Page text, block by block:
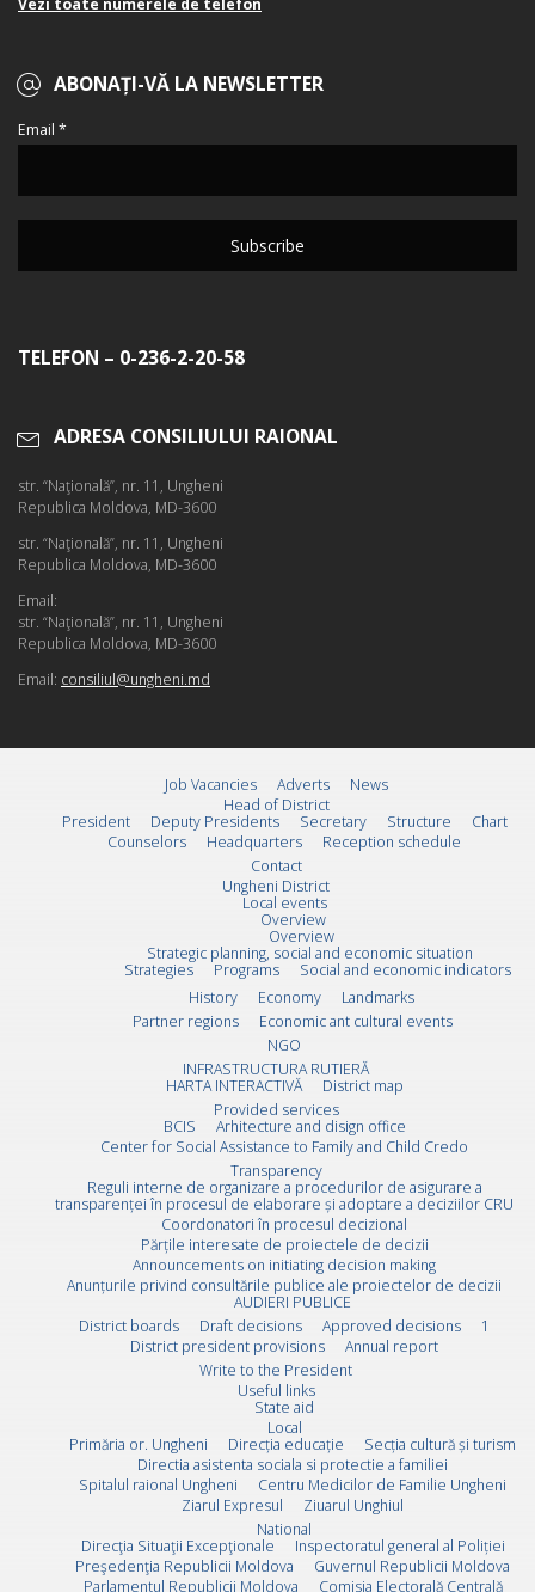
Vezi toate numerele de telefon
ABONAȚI-VĂ LA NEWSLETTER
Email *
TELEFON – 0-236-2-20-58
ADRESA CONSILIULUI RAIONAL
str. “Naţională”, nr. 11, Ungheni
Republica Moldova, MD-3600
str. “Naţională”, nr. 11, Ungheni
Republica Moldova, MD-3600
Email:
str. “Naţională”, nr. 11, Ungheni
Republica Moldova, MD-3600
Email: consiliul@ungheni.md
Job Vacancies Adverts
News
Head of District
President
Deputy Presidents Secretary Structure
Chart
Counselors
Headquarters
Reception schedule
Contact
Ungheni District
Local events
Overview
Overview
Strategic planning, social and economic situation
Strategies
Programs
Social and economic indicators
History
Economy
Landmarks
Partner regions
Economic ant cultural events
NGO
INFRASTRUCTURA RUTIERĂ
HARTA INTERACTIVĂ
District map
Provided services
BCIS
Arhitecture and disign office
Center for Social Assistance to Family and Child Credo
Transparency
Reguli interne de organizare a procedurilor de asigurare a
transparenței în procesul de elaborare și adoptare a deciziilor CRU
Coordonatori în procesul decizional
Părțile interesate de proiectele de decizii
Announcements on initiating decision making
Anunțurile privind consultările publice ale proiectelor de decizii
AUDIERI PUBLICE
District boards
Draft decisions Approved decisions
1
District president provisions
Annual report
Write to the President
Useful links
State aid
Local
Primăria or. Ungheni
Direcția educație
Secția cultură și turism
Directia asistenta sociala si protectie a familiei
Spitalul raional Ungheni
Centru Medicilor de Familie Ungheni
Ziarul Expresul
Ziuarul Unghiul
National
Direcţia Situaţii Excepţionale
Inspectoratul general al Poliției
Preşedenţia Republicii Moldova
Guvernul Republicii Moldova
Parlamentul Republicii Moldova
Comisia Electorală Centrală